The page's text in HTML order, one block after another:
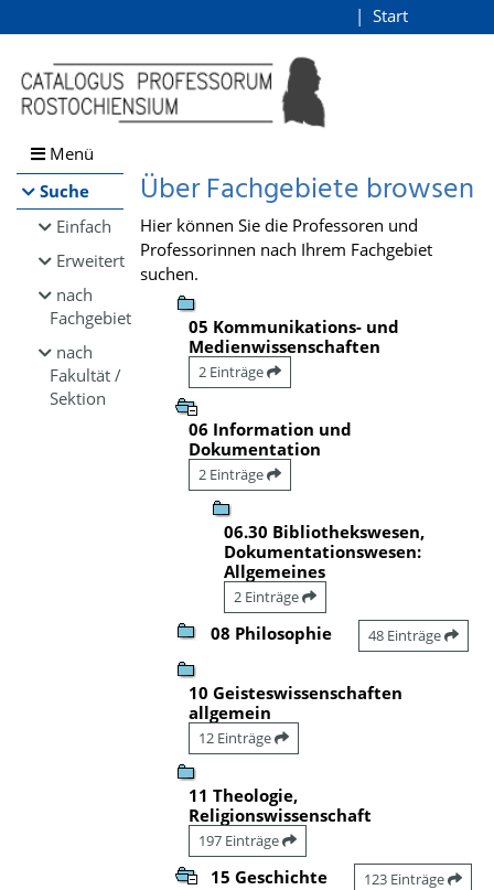
Browsen
direkt zum Inhalt
Start
Menü
Suche
Einfach
Erweitert
nach
Fachgebiet
nach
Fakultät /
Sektion
Über Fachgebiete browsen
Hier können Sie die Professoren und
Professorinnen nach Ihrem Fachgebiet
suchen.
05 Kommunikations- und
Medienwissenschaften
2 Einträge
06 Information und
Dokumentation
2 Einträge
06.30 Bibliothekswesen,
Dokumentationswesen:
Allgemeines
2 Einträge
08 Philosophie 48 Einträge
10 Geisteswissenschaften
allgemein
12 Einträge
11 Theologie,
Religionswissenschaft
197 Einträge
15 Geschichte 123 Einträge